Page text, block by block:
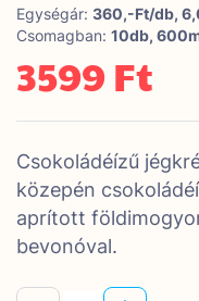
Egységár: 360,-Ft/db,
Csomagban: 10db,
3599 Ft
Csokoládéízű
közepén
aprított
bevonóval.